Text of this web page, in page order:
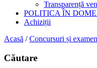
Transparență
POLITICA ÎN
Achiziții
Acasă /Concursuri și
Căutare